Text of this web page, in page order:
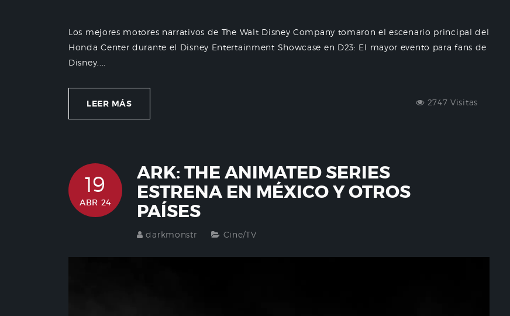
Los mejores motores narrativos de The Walt Disney Company tomaron el escenario principal del
Honda Center durante el Disney Entertainment Showcase en D23: El mayor evento para fans de
Disney,...
LEER MÁS 2747 Visitas
19
ABR 24
ARK: THE ANIMATED SERIES
ESTRENA EN MÉXICO Y OTROS
PAÍSES
darkmonstr Cine/TV